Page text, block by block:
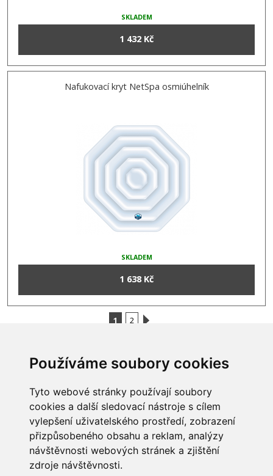
Používáme soubory cookies
Tyto webové stránky používají soubory
cookies a další sledovací nástroje s cílem
vylepšení uživatelského prostředí, zobrazení
přizpůsobeného obsahu a reklam, analýzy
návštěvnosti webových stránek a zjištění
zdroje návštěvnosti.
SKLADEM
1 432 Kč
Nafukovací kryt NetSpa osmiúhelník
SKLADEM
1 638 Kč
1 2
Obchodní podmínky
Zpracování a ochrana
osobních údajů
Jak nakupovat
O nás
Kontakt
Všechna práva vyhrazena
Bravura s.r.o. © 2026
profesionální webové stránky: triangl web